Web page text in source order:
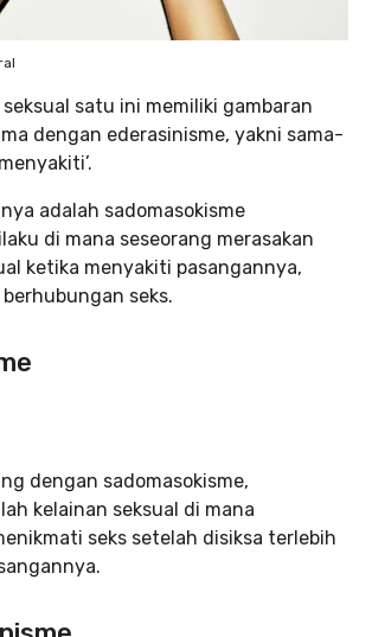
satu ini memiliki gambaran
dengan ederasinisme, yakni sama-
adalah sadomasokisme
di mana seseorang merasakan
ketika menyakiti pasangannya,
seks.
dengan sadomasokisme,
kelainan seksual di mana
seks setelah disiksa terlebih